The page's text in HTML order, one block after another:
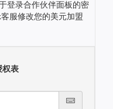
登录合作伙伴面板的密
服修改您的美元加盟
权表